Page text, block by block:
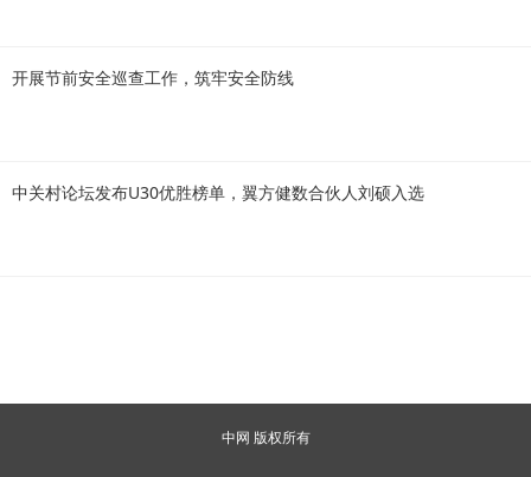
开展节前安全巡查工作，筑牢安全防线
中关村论坛发布U30优胜榜单，翼方健数合伙人刘硕入选
中网 版权所有